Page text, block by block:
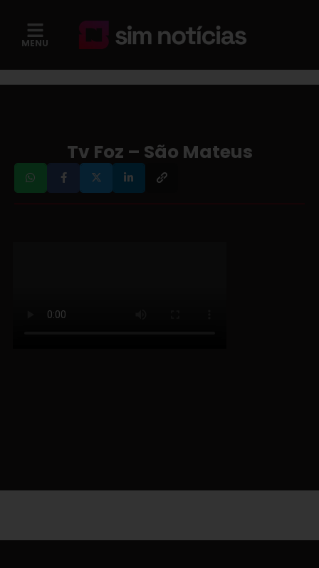
MENU
Tv Foz – São Mateus